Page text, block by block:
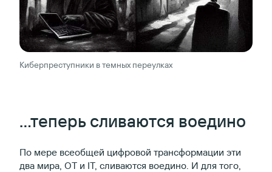
Киберпреступники в темных переулках
…теперь сливаются воедино
По мере всеобщей цифровой трансформации эти
два мира, OT и IT, сливаются воедино. И для того,